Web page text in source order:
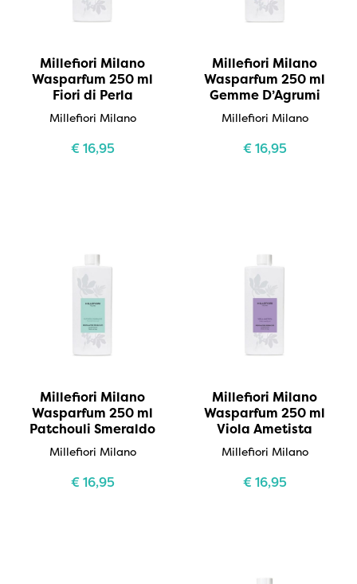
Millefiori Milano
Wasparfum 250 ml
Fiori di Perla
Millefiori Milano
€16,95
Millefiori Milano
Wasparfum 250 ml
Gemme D’Agrumi
Millefiori Milano
€16,95
Millefiori Milano
Wasparfum 250 ml
Patchouli Smeraldo
Millefiori Milano
€16,95
Millefiori Milano
Wasparfum 250 ml
Viola Ametista
Millefiori Milano
€16,95